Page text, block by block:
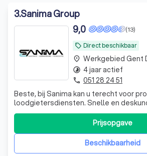
3.Sanima Group
local_offer Direct beschikbaar
(13)
9,0
Beste, bij Sanima kan u terecht voor
loodgietersdiensten. Snelle en
bieden zowel, centrale verwarming als
badkamerrenovaties aan. Ook de
niet uit de weg.
Beschikbaarheid
Prijsopgave
place Werkgebied Gent
timelapse 4 jaar actief
phone 051 28 24 51